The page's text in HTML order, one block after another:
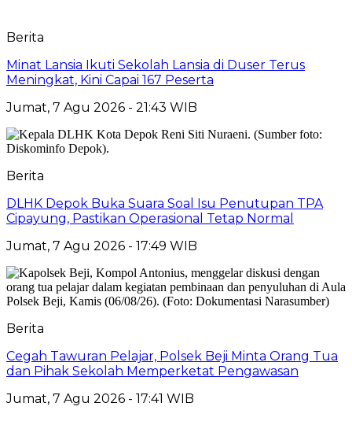
Berita
Minat Lansia Ikuti Sekolah Lansia di Duser Terus
Meningkat, Kini Capai 167 Peserta
Jumat, 7 Agu 2026 - 21:43 WIB
Berita
DLHK Depok Buka Suara Soal Isu Penutupan TPA
Cipayung, Pastikan Operasional Tetap Normal
Jumat, 7 Agu 2026 - 17:49 WIB
Berita
Cegah Tawuran Pelajar, Polsek Beji Minta Orang Tua
dan Pihak Sekolah Memperketat Pengawasan
Jumat, 7 Agu 2026 - 17:41 WIB